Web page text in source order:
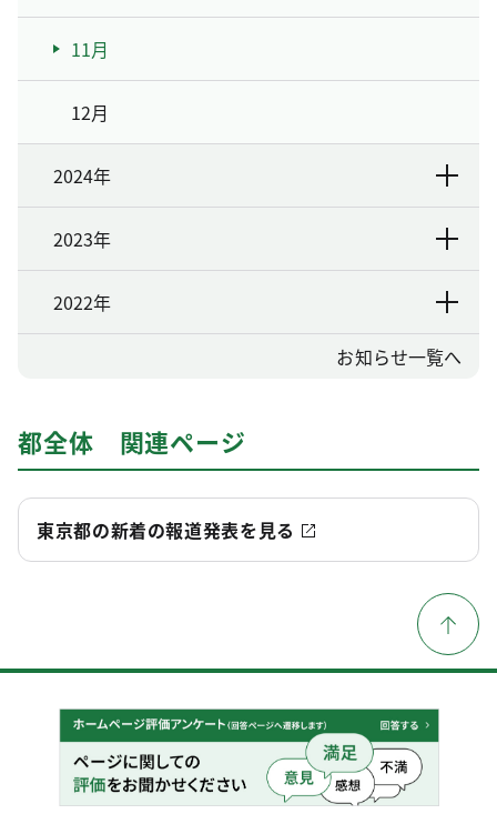
11月
12月
2024年
2023年
2022年
お知らせ一覧へ
都全体 関連ページ
東京都の新着の報道発表を見る